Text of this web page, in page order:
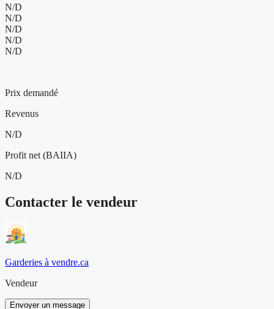
N/D
N/D
N/D
N/D
N/D
Prix demandé
Revenus
N/D
Profit net (BAIIA)
N/D
Contacter le vendeur
Garderies à vendre.ca
Vendeur
Envoyer un message